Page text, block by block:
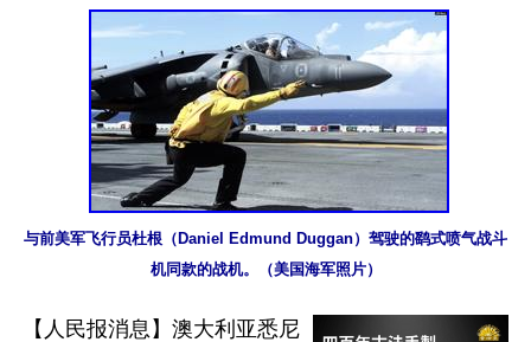
与前美军飞行员杜根（Daniel Edmund Duggan）驾驶的鹞式喷气战斗
机同款的战机。（美国海军照片）
【人民报消息】澳大利亚悉尼